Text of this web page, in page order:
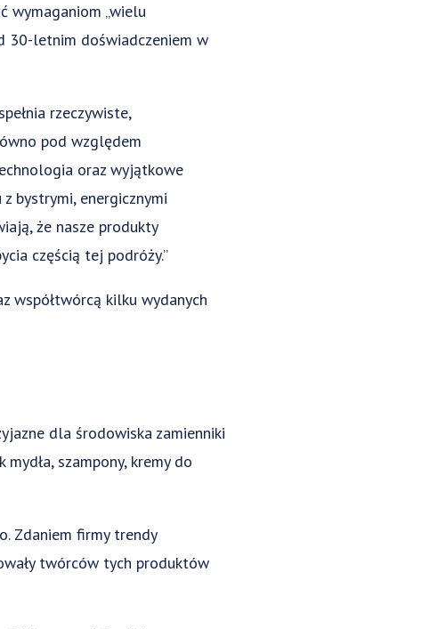
wymaganiom „wielu
30-letnim doświadczeniem w
rzeczywiste,
pod względem
oraz wyjątkowe
bystrymi, energicznymi
że nasze produkty
częścią tej podróży.”
współtwórcą kilku wydanych
dla środowiska zamienniki
szampony, kremy do
Zdaniem firmy trendy
twórców tych produktów